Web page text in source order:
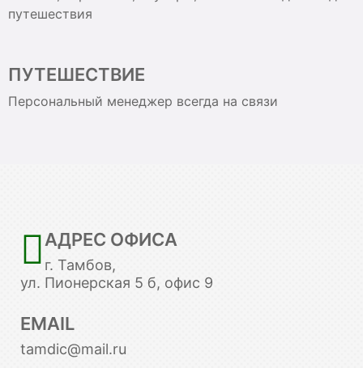
путешествия
ПУТЕШЕСТВИЕ
Персональный менеджер всегда на связи
АДРЕС ОФИСА
г. Тамбов,
ул. Пионерская 5 б, офис 9
EMAIL
tamdic@mail.ru